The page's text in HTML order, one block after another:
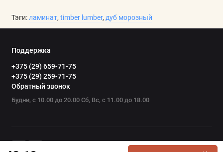
Тэги:ламинат, timber lumber, дуб морозный
Поддержка
+375 (29) 659-71-75
+375 (29) 259-71-75
Обратный звонок
Будни, с 10.00 до 20.00 Сб, Вс, с 11.00 до 18.00